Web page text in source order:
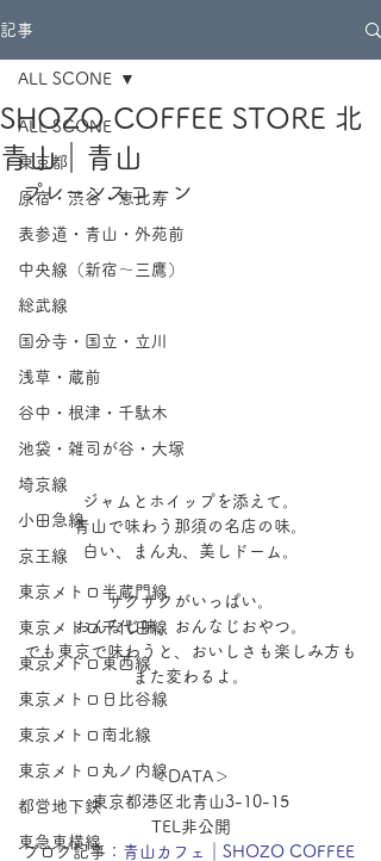
記事
ALL SCONE
東京都
原宿・渋谷・恵比寿
表参道・青山・外苑前
中央線（新宿～三鷹）
総武線
国分寺・国立・立川
浅草・蔵前
谷中・根津・千駄木
池袋・雑司が谷・大塚
埼京線
小田急線
京王線
東京メトロ半蔵門線
東京メトロ千代田線
東京メトロ東西線
東京メトロ日比谷線
東京メトロ南北線
東京メトロ丸ノ内線
都営地下鉄
東急東横線
ALL SCONE
SHOZO COFFEE STORE 北
青山｜青山
プレーンスコーン
ジャムとホイップを添えて。
青山で味わう那須の名店の味。
白い、まん丸、美しドーム。
サクサクがいっぱい。
おんなじ味、おんなじおやつ。
でも東京で味わうと、おいしさも楽しみ方も
また変わるよ。
＜DATA＞
東京都港区北青山3-10-15
TEL非公開
ブログ記事： 青山カフェ｜SHOZO COFFEE